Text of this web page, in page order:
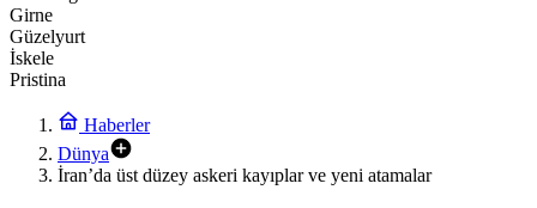
Girne
Güzelyurt
İskele
Pristina
Haberler
Dünya
İran’da üst düzey askeri kayıplar ve yeni atamalar